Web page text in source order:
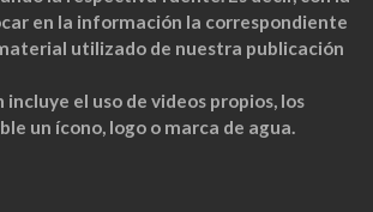
en la información la correspondiente
utilizado de nuestra publicación
el uso de videos propios, los
un ícono, logo o marca de agua.